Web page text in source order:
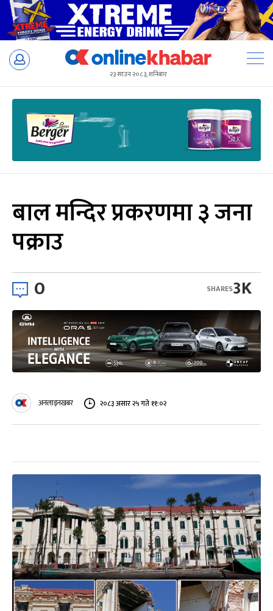
Skip
२३ साउन २०८३, शनिबार
बाल मन्दिर प्रकरणमा ३ जना
पक्राउ
0 3K
SHARES
अनलाइनखबर २०८३ असार २५ गते ११:०२